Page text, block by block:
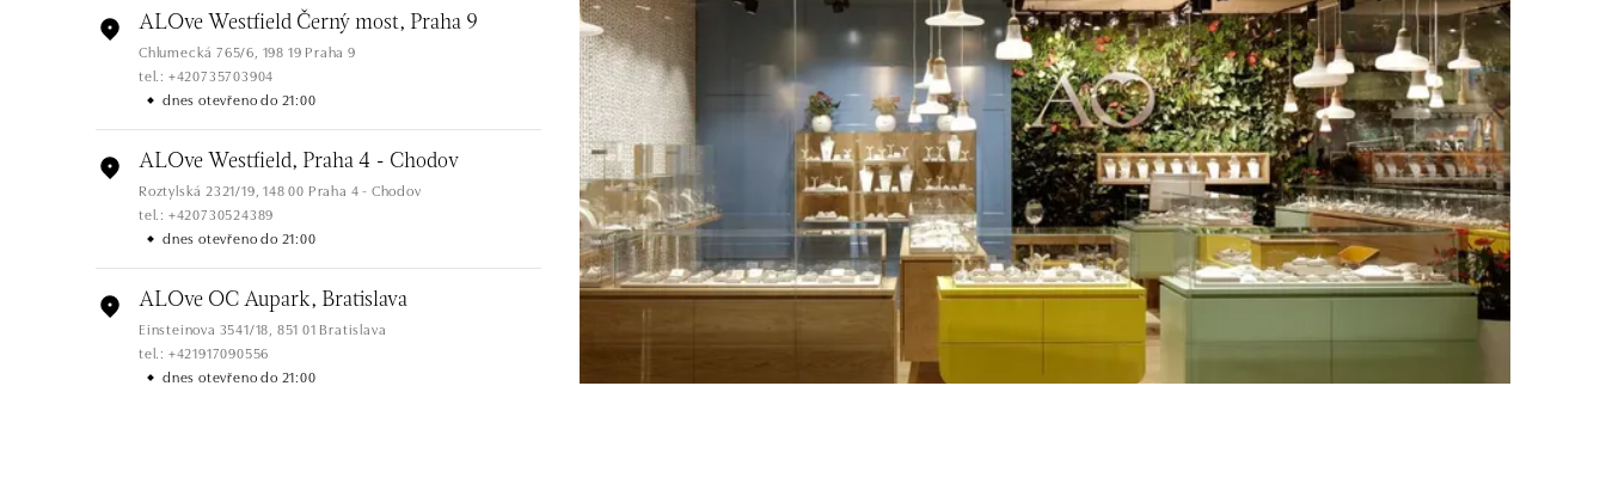
ALOve Westfield Černý most, Praha 9
Chlumecká 765/6, 198 19 Praha 9
tel.: +420735703904
dnes otevřeno do 21:00
ALOve Westfield, Praha 4 - Chodov
Roztylská 2321/19, 148 00 Praha 4 - Chodov
tel.: +420730524389
dnes otevřeno do 21:00
ALOve OC Aupark, Bratislava
Einsteinova 3541/18, 851 01 Bratislava
tel.: +421917090556
dnes otevřeno do 21:00